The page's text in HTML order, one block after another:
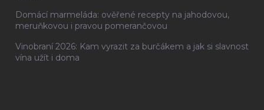
Domácí marmeláda: ověřené recepty na jahodovou,
meruňkovou i pravou pomerančovou
Vinobraní 2026: Kam vyrazit za burčákem a jak si slavnost
vína užít i doma